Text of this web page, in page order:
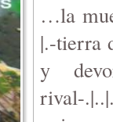
…la
|.-tierra
y
rival-